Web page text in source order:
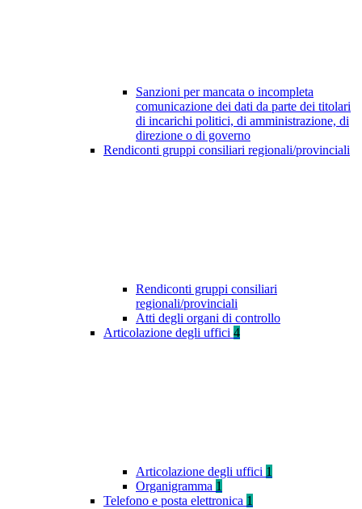
Sanzioni per mancata o incompleta
comunicazione dei dati da parte dei titolari
di incarichi politici, di amministrazione, di
direzione o di governo
Rendiconti gruppi consiliari regionali/provinciali
Rendiconti gruppi consiliari
regionali/provinciali
Atti degli organi di controllo
Articolazione degli uffici 4
Articolazione degli uffici 1
Organigramma 1
Telefono e posta elettronica 1